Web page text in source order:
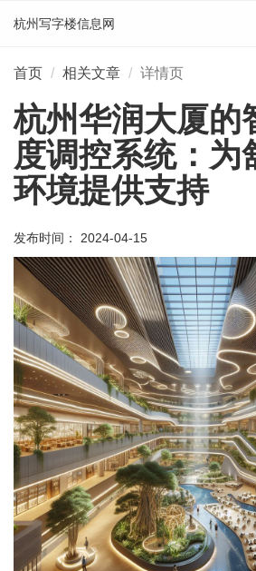
杭州写字楼信息网
首页 相关文章 详情页
杭州华润大厦的
度调控系统：为
环境提供支持
发布时间： 2024-04-15